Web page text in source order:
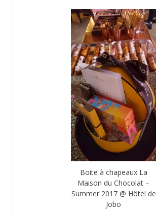
Boite à chapeaux La
Maison du Chocolat –
Summer 2017 @ Hôtel de
Jobo